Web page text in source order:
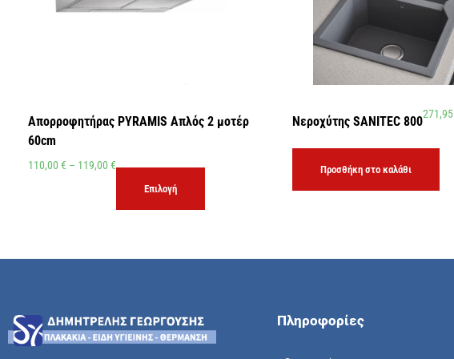
Απορροφητήρας PYRAMIS Απλός 2 μοτέρ
60cm
110,00 € – 119,00 €
Επιλογή
Νεροχύτης SANITEC 800271,95
Προσθήκη στο καλάθι
Πληροφορίες